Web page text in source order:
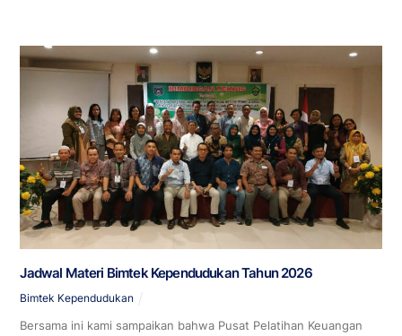
Jadwal Materi Bimtek Kependudukan Tahun 2026
Bimtek Kependudukan
Bersama ini kami sampaikan bahwa Pusat Pelatihan Keuangan